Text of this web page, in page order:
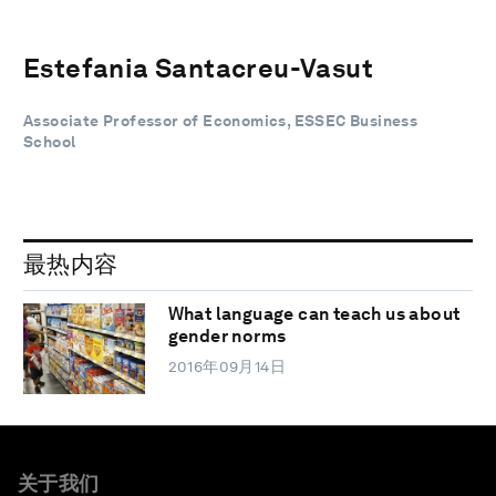
Estefania Santacreu-Vasut
Associate Professor of Economics, ESSEC Business
School
最热内容
What language can teach us about
gender norms
2016年09月14日
关于我们